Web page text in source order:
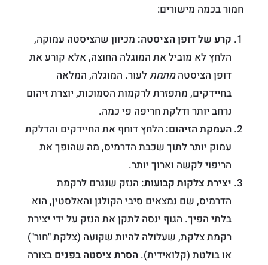
חמור בכמה מישורים:
קרע של דופן הציסטה: מכיוון שהציסטה עמוקה,
הלחץ לא מוביל את המוגלה החוצה, אלא קורע את
דופן הציסטהמתחתלעור. המוגלה, המלאה
בחיידקים, מתפזרת לרקמות הסמוכות, יוצרת זיהום
נרחב יותר ודלקת חריפה פי כמה.
העמקת הזיהום: הלחץ דוחף את החיידקים והדלקת
עמוק יותר לתוך שכבת הדרמיס, מה שהופך את
הריפוי לקשה וארוך יותר.
יצירת צלקות קבועות: הנזק שנגרם לרקמת
הדרמיס, שם נמצאים סיבי הקולגן והאלסטין, הוא
בלתי הפיך. הגוף ינסה לתקן את הנזק על ידי יצירת
רקמת צלקת, שעלולה להיות שקועה (צלקת "חור")
או בולטת (קלואידית).הסרת ציסטה בפנים בצורה